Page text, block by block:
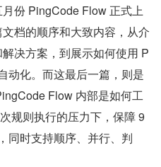
份 PingCode Flow 正式上
档的顺序和大致内容，从介
决方案，到展示如何使用 P
动化。而这最后一篇，则是
Flow 内部是如何工
规则执行的压力下，保障 9
同时支持顺序、并行、判